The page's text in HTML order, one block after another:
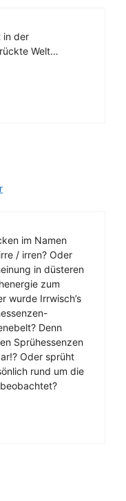
in der
Welt…
im Namen
/ irren? Oder
in düsteren
zum
wurde Irrwisch’s
Denn
Sprühessenzen
Oder sprüht
rund um die